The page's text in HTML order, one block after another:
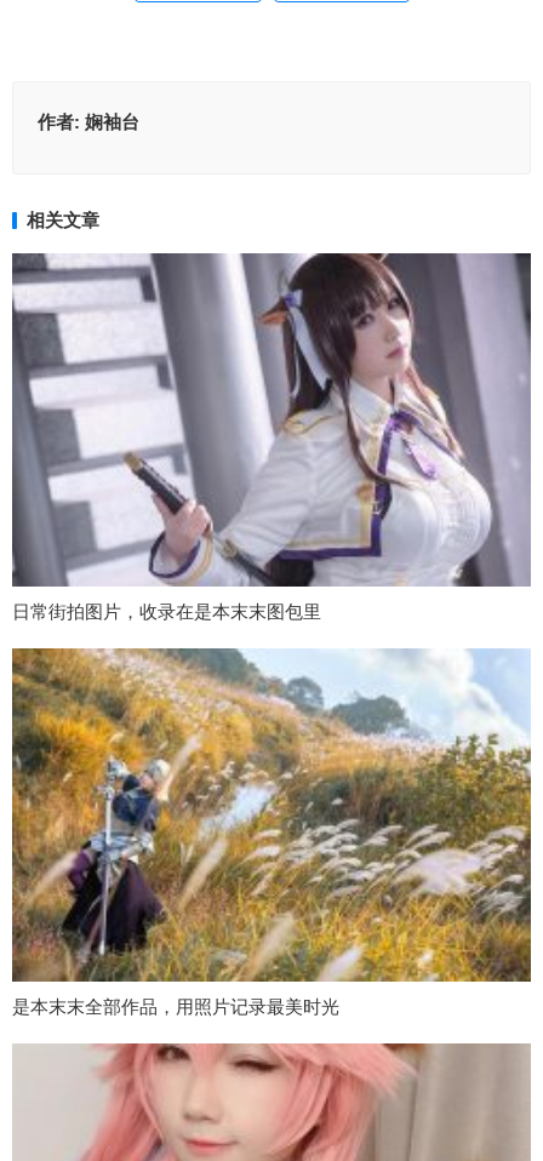
作者: 娴袖台
相关文章
日常街拍图片，收录在是本末末图包里
是本末末全部作品，用照片记录最美时光